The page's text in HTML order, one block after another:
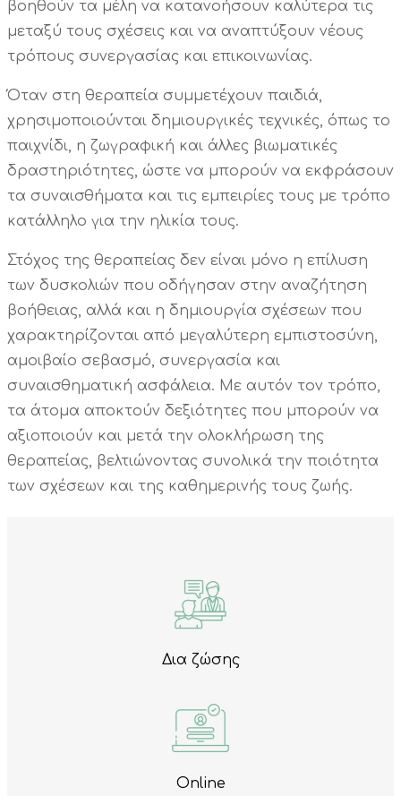
βοηθούν τα μέλη να κατανοήσουν καλύτερα τις
μεταξύ τους σχέσεις και να αναπτύξουν νέους
τρόπους συνεργασίας και επικοινωνίας.
Όταν στη θεραπεία συμμετέχουν παιδιά,
χρησιμοποιούνται δημιουργικές τεχνικές, όπως το
παιχνίδι, η ζωγραφική και άλλες βιωματικές
δραστηριότητες, ώστε να μπορούν να εκφράσουν
τα συναισθήματα και τις εμπειρίες τους με τρόπο
κατάλληλο για την ηλικία τους.
Στόχος της θεραπείας δεν είναι μόνο η επίλυση
των δυσκολιών που οδήγησαν στην αναζήτηση
βοήθειας, αλλά και η δημιουργία σχέσεων που
χαρακτηρίζονται από μεγαλύτερη εμπιστοσύνη,
αμοιβαίο σεβασμό, συνεργασία και
συναισθηματική ασφάλεια. Με αυτόν τον τρόπο,
τα άτομα αποκτούν δεξιότητες που μπορούν να
αξιοποιούν και μετά την ολοκλήρωση της
θεραπείας, βελτιώνοντας συνολικά την ποιότητα
των σχέσεων και της καθημερινής τους ζωής.
Δια ζώσης
Online